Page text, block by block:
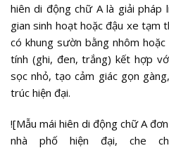
hiên di động chữ A là giải
gian sinh hoạt hoặc đậu xe tạm
có khung sườn bằng nhôm
tính (ghi, đen, trắng) kết hợp
sọc nhỏ, tạo cảm giác gọn
trúc hiện đại.
![Mẫu mái hiên di động chữ A
nhà phố hiện đại, che